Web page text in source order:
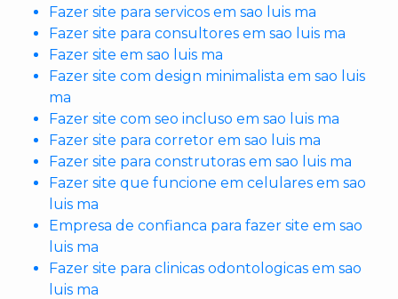
Fazer site para servicos em sao luis ma
Fazer site para consultores em sao luis ma
Fazer site em sao luis ma
Fazer site com design minimalista em sao luis
ma
Fazer site com seo incluso em sao luis ma
Fazer site para corretor em sao luis ma
Fazer site para construtoras em sao luis ma
Fazer site que funcione em celulares em sao
luis ma
Empresa de confianca para fazer site em sao
luis ma
Fazer site para clinicas odontologicas em sao
luis ma